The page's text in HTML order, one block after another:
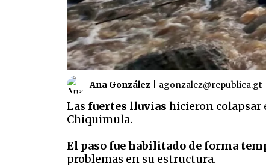
Ana González agonzalez@republica.gt
Las fuertes lluvias hicieron colapsar
Chiquimula.
El paso fue habilitado de forma
problemas en su estructura.